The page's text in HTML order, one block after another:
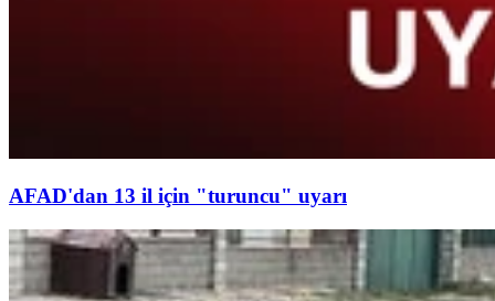
AFAD'dan 13 il için "turuncu" uyarı